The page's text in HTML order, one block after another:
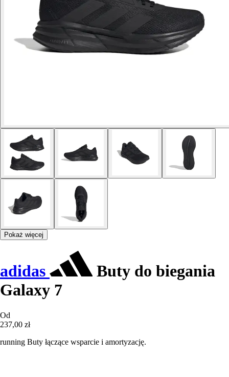
Pokaż więcej
adidas
Buty do biegania
Galaxy 7
Od
237,00 zł
running Buty łączące wsparcie i amortyzację.